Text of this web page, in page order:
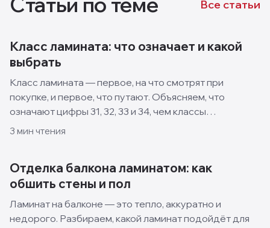
Все статьи
Класс ламината: что означает и какой
выбрать
Класс ламината — первое, на что смотрят при
покупке, и первое, что путают. Объясняем, что
означают цифры 31, 32, 33 и 34, чем классы
отличаются и какой выбрать для квартиры, кухни и
3 мин чтения
Отделка балкона ламинатом: как
обшить стены и пол
Ламинат на балконе — это тепло, аккуратно и
недорого. Разбираем, какой ламинат подойдёт для